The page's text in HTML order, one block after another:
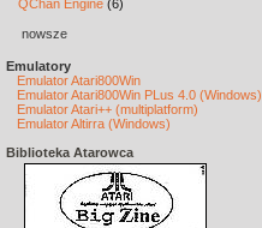
QChan Engine (6)
nowsze
Emulatory
Emulator Atari800Win
Emulator Atari800Win PLus 4.0 (Windows)
Emulator Atari++ (multiplatform)
Emulator Altirra (Windows)
Biblioteka Atarowca